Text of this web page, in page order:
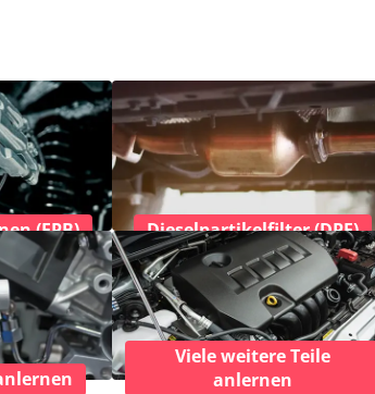
(EPB) Dieselpartikelfilter (DPF)
Viele weitere Teile
anlernen